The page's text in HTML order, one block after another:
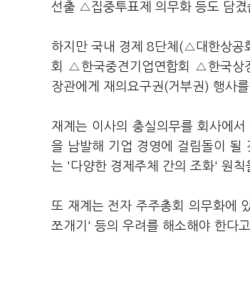
선출 △집중투표제 의무화 등도 담겼
하지만 국내 경제 8단체(△대한상
회 △한국중견기업연합회 △한국상
장관에게 재의요구권(거부권) 행사
재계는 이사의 충실의무를 회사에
을 남발해 기업 경영에 걸림돌이 될
는 '다양한 경제주체 간의 조화' 원칙
또 재계는 전자 주주총회 의무화에
쪼개기' 등의 우려를 해소해야 한다